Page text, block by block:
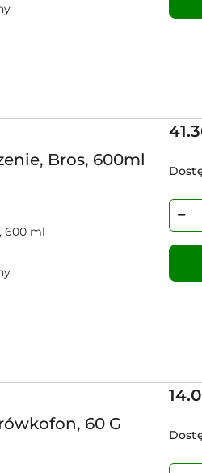
Bros, 600ml
600 ml
60 G